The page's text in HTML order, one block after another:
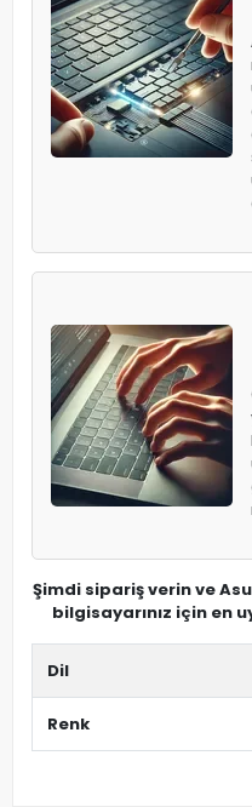
Şimdi sipariş verin ve
bilgisayarınız için en
Dil
Renk